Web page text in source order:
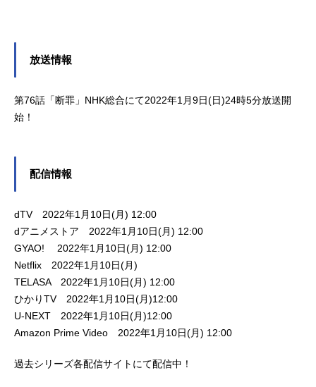
放送情報
第76話「断罪」NHK総合にて2022年1月9日(日)24時5分放送開
始！
配信情報
dTV 2022年1月10日(月) 12:00
dアニメストア 2022年1月10日(月) 12:00
GYAO! 2022年1月10日(月) 12:00
Netflix 2022年1月10日(月)
TELASA 2022年1月10日(月) 12:00
ひかりTV 2022年1月10日(月)12:00
U-NEXT 2022年1月10日(月)12:00
Amazon Prime Video 2022年1月10日(月) 12:00
過去シリーズ各配信サイトにて配信中！